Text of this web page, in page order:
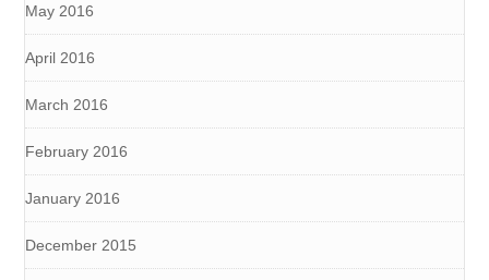
May 2016
April 2016
March 2016
February 2016
January 2016
December 2015